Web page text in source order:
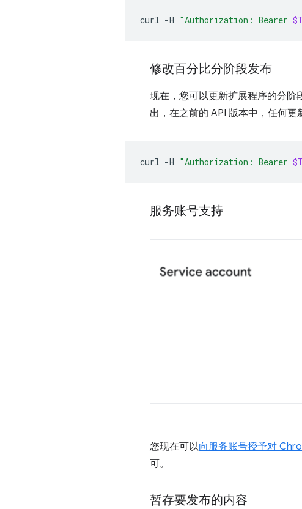
curl -H "Authorization: Bearer
修改百分比分阶段发布
现在，您可以更新扩展程序的分阶
出，在之前的 API 版本中，任何更
curl -H "Authorization: Bearer
服务账号支持
您现在可以向服务账号授予对
可。
暂存要发布的内容